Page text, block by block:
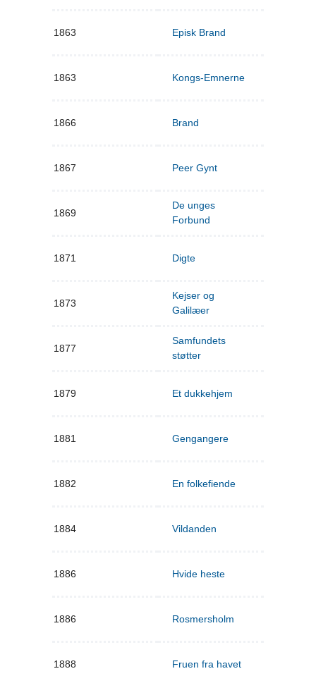
1863 Episk Brand
1863 Kongs-Emnerne
1866 Brand
1867 Peer Gynt
1869
De unges
Forbund
1871 Digte
1873
Kejser og
Galilæer
1877
Samfundets
støtter
1879 Et dukkehjem
1881 Gengangere
1882 En folkefiende
1884 Vildanden
1886 Hvide heste
1886 Rosmersholm
1888 Fruen fra havet